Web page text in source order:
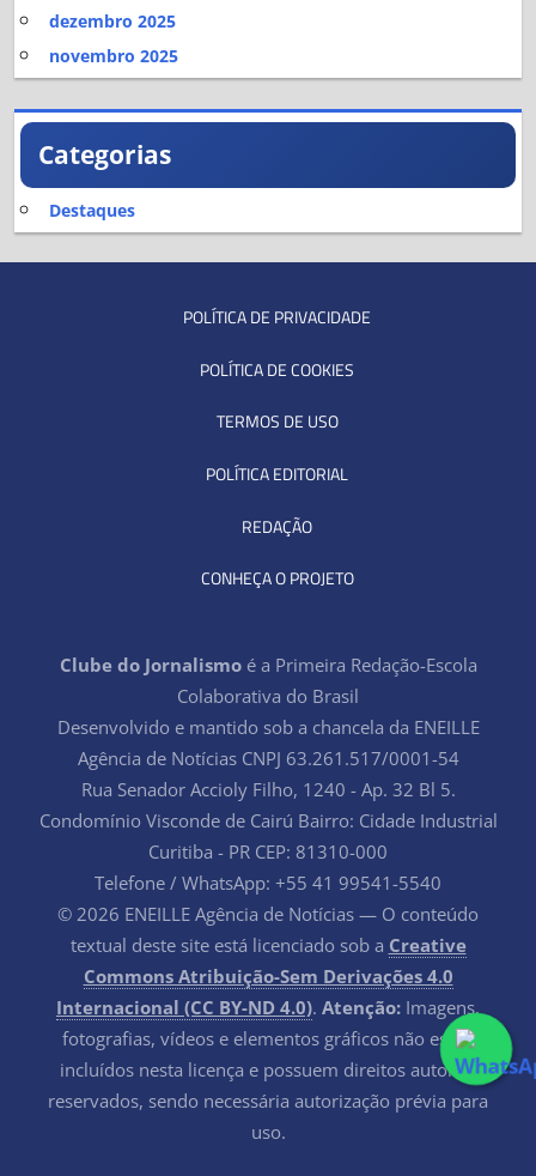
dezembro 2025
novembro 2025
Categorias
Destaques
POLÍTICA DE PRIVACIDADE
POLÍTICA DE COOKIES
TERMOS DE USO
POLÍTICA EDITORIAL
REDAÇÃO
CONHEÇA O PROJETO
Clube do Jornalismoé a Primeira Redação-Escola
Colaborativa do Brasil
Desenvolvido e mantido sob a chancela da ENEILLE
Agência de Notícias CNPJ 63.261.517/0001-54
Rua Senador Accioly Filho, 1240 - Ap. 32 Bl 5.
Condomínio Visconde de Cairú Bairro: Cidade Industrial
Curitiba - PR CEP: 81310-000
Telefone / WhatsApp: +55 41 99541-5540
© 2026 ENEILLE Agência de Notícias — O conteúdo
textual deste site está licenciado sob a Creative
Commons Atribuição-Sem Derivações 4.0
Internacional (CC BY-ND 4.0). Atenção: Imagens,
fotografias, vídeos e elementos gráficos não estão
incluídos nesta licença e possuem direitos autorais
reservados, sendo necessária autorização prévia para
uso.